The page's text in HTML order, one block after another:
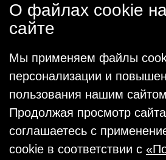
О файлах cookie
сайте
Мы применяем файлы
персонализации и
пользования нашим
Продолжая просмотр
соглашаетесь с
cookie в соответствии с